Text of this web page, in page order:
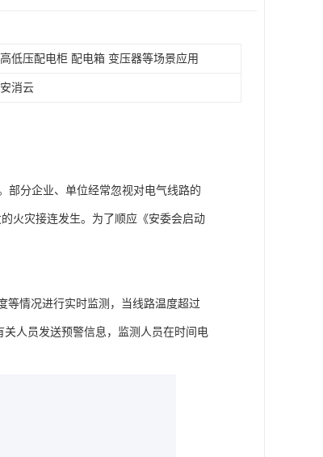
高低压配电柜 配电箱 变压器等场景应用
安消云
部分企业、单位经常忽视对电气线路的
火灾接连发生。为了顺应《安委会启动
等情况进行实时监测，当线路温度超过
人员发送预警信息，监测人员在时间电